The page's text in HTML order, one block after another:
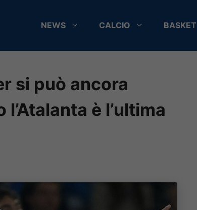
NEWS CALCIO BASKET
si può ancora
è l’ultima